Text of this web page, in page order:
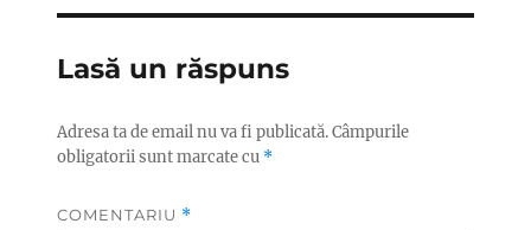
Lasă un răspuns
Adresa ta de email nu va fi publicată.Câmpurile
obligatorii sunt marcate cu *
COMENTARIU *